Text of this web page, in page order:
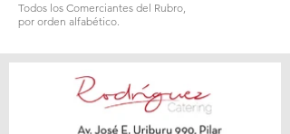
Todos los Comerciantes del Rubro,
por orden alfabético.